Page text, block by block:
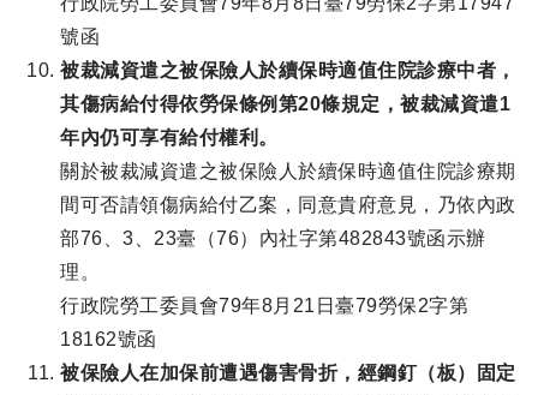
號函
被裁減資遣之被保險人於續保時適值住院診療中者，
其傷病給付得依勞保條例第20條規定，被裁減資遣1
年內仍可享有給付權利。
關於被裁減資遣之被保險人於續保時適值住院診療期
間可否請領傷病給付乙案，同意貴府意見，乃依內政
部76、3、23臺（76）內社字第482843號函示辦
理。
行政院勞工委員會79年8月21日臺79勞保2字第
18162號函
被保險人在加保前遭遇傷害骨折，經鋼釘（板）固定